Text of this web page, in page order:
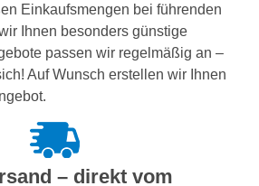
Einkaufsmengen bei führenden
Ihnen besonders günstige
passen wir regelmäßig an –
Auf Wunsch erstellen wir Ihnen
– direkt vom